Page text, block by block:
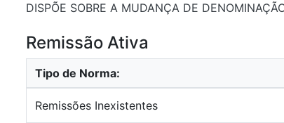
DISPÕE SOBRE A MUDANÇA DE
Remissão Ativa
Tipo de Norma:
Remissões Inexistentes